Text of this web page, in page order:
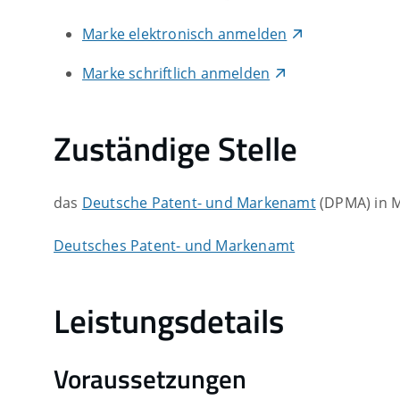
Marke elektronisch anmelden
Marke schriftlich anmelden
Zuständige Stelle
das Deutsche Patent- und Markenamt(DPMA) in
Deutsches Patent- und Markenamt
Leistungsdetails
Voraussetzungen